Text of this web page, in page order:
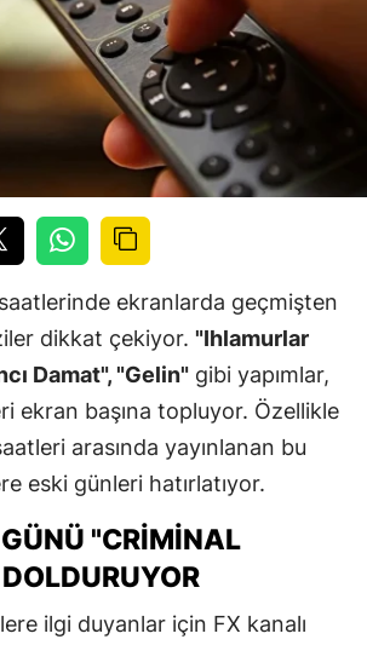
ekranlarda geçmişten
dikkat çekiyor. "Ihlamurlar
Damat", "Gelin" gibi yapımlar,
ekran başına topluyor. Özellikle
arasında yayınlanan bu
eski günleri hatırlatıyor.
"CRIMINAL
ilgi duyanlar için FX kanalı